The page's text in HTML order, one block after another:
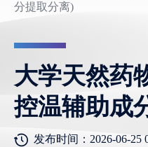
分提取分离)
大学天然药
控温辅助成
发布时间：2026-06-25